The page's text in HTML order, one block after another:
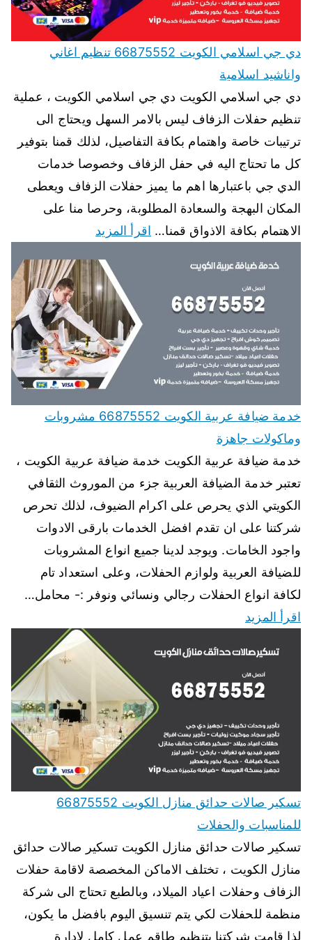
دي جي اسلامي الكويت 66875552 تنظيم اغاني
واناشيد اسلامية
دي جي اسلامي الكويت دي جي اسلامي الكويت ، عملية
تنظيم حفلات الزفاف ليس بالامر السهل ويحتاج الى
ترتيبات خاصة واهتمام بكافة التفاصيل، لذلك قمنا بتوفير
كل ما تحتاج اليه في حفل الزفاف وخصوصا خدمات
الدي جي باعتبارها اهم ما يميز حفلات الزفاف ويعطى
المكان البهجة والسعادة المطلوبة، وحرصا منا على
الاهتمام بكافة الاذواق قمنا… اقرأ المزيد
خدمة ضيافة عربية الكويت 66875552 مشروبات
وماكولات جاهزة
خدمة ضيافة عربية الكويت خدمة ضيافة عربية الكويت ،
تعتبر خدمة الضيافة العربية جزء من الموروث الثقافي
الكويتي الذي يحرص على اكرام الضيوف، لذلك تحرص
شركتنا على ان تقدم افضل الخدمات بارقى الادوات
واجود الخامات. ويوجد لدينا جميع انواع المشروبات
للضيافة العربية ولوازم الحفلات، وعلى استعداد تام
لكافة انواع الحفلات رجالي ونسائي ونوفر :- محامل…
اقرأ المزيد
تسكير صالات حدائق منازل الكويت 66875552
للمناسبات والحفلات
تسكير صالات حدائق منازل الكويت تسكير صالات حدائق
منازل الكويت ، تختلف الاماكن المخصصة لاقامة حفلات
الزفاف وحفلات اعياد الميلاد، وبالطبع تحتاج الى شركة
منظمة للحفلات لكي يتم تنسيق اليوم بافضل ما يكون،
لذا قامت شركتنا بتنظيم طاقم عمل كامل لادارة